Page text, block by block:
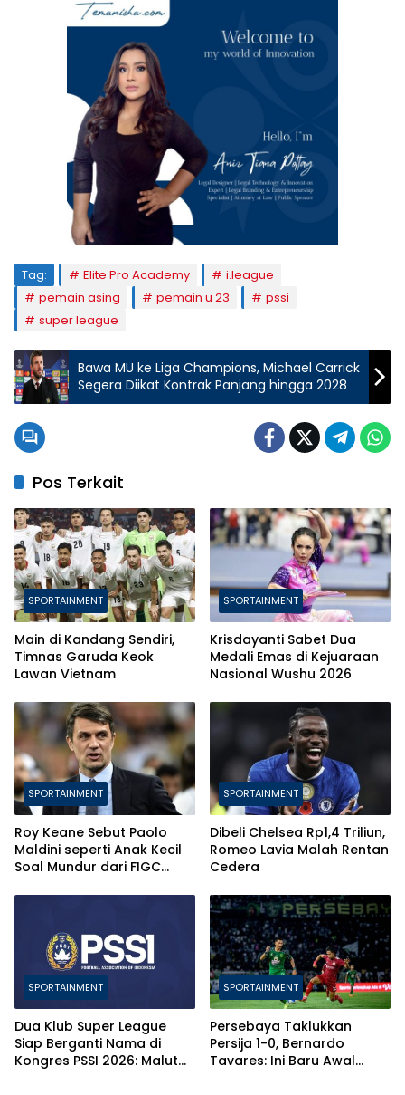
Tag: Elite Pro Academy
i.league
pemain asing
pemain u 23
pssi
super league
Bawa MU ke Liga Champions, Michael Carrick
Segera Diikat Kontrak Panjang hingga 2028
Pos Terkait
SPORTAINMENT
Main di Kandang Sendiri,
Timnas Garuda Keok
Lawan Vietnam
SPORTAINMENT
Krisdayanti Sabet Dua
Medali Emas di Kejuaraan
Nasional Wushu 2026
SPORTAINMENT
Roy Keane Sebut Paolo
Maldini seperti Anak Kecil
Soal Mundur dari FIGC
SPORTAINMENT
Dibeli Chelsea Rp1,4 Triliun,
Romeo Lavia Malah Rentan
Cedera
SPORTAINMENT
Dua Klub Super League
Siap Berganti Nama di
Kongres PSSI 2026: Malut
SPORTAINMENT
Persebaya Taklukkan
Persija 1-0, Bernardo
Tavares: Ini Baru Awal